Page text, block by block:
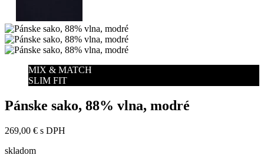
MIX & MATCH
SLIM FIT
Pánske sako, 88% vlna, modré
269,00 € s DPH
skladom